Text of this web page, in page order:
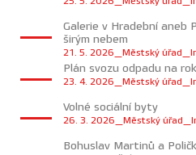
Galerie v Hradební aneb
širým nebem
21. 5. 2026_Městský
Plán svozu odpadu na
23. 4. 2026_Městský
Volné sociální byty
26. 3. 2026_Městský
Bohuslav Martinů a